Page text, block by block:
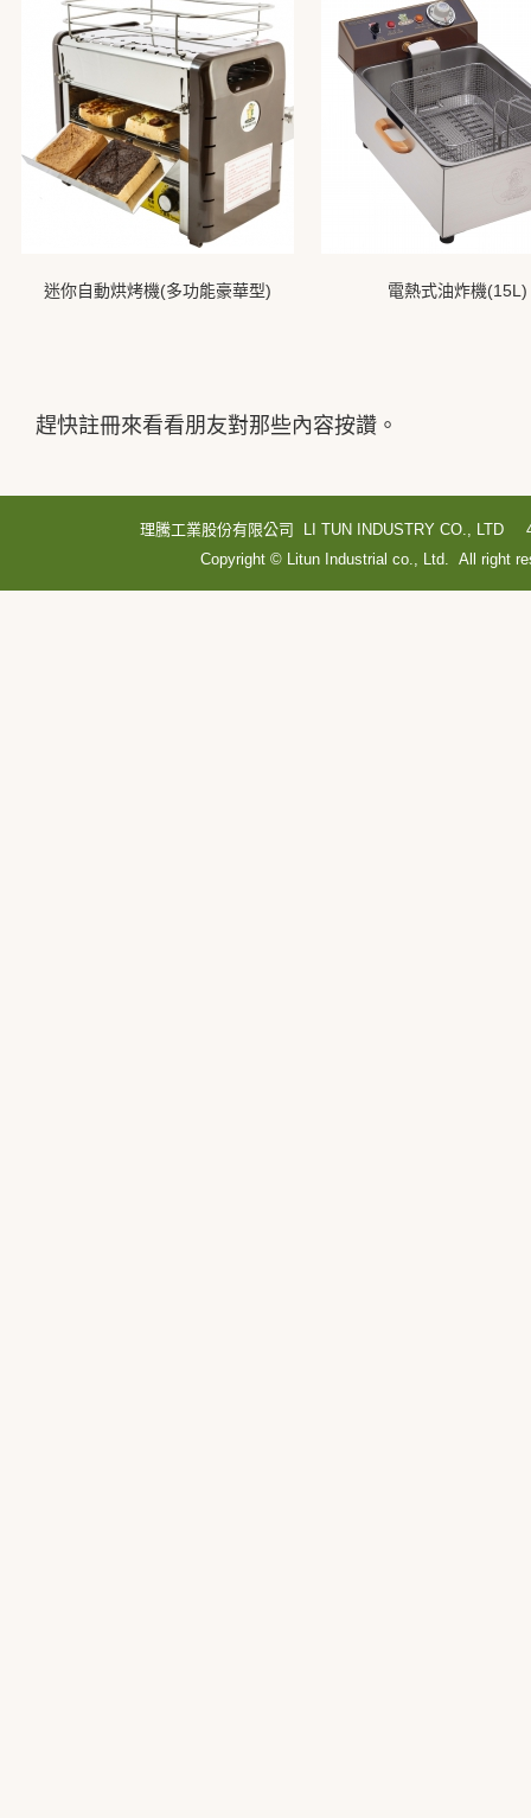
迷你自動烘烤機(多功能豪華型) 電熱式油炸機(15L)
趕快註冊來看看朋友對那些內容按讚。
理騰工業股份有限公司 LI TUN INDUSTRY CO., LTD
Copyright © Litun Industrial co., Ltd. All right